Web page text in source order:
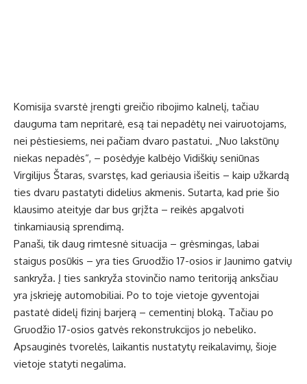
Komisija svarstė įrengti greičio ribojimo kalnelį, tačiau
dauguma tam nepritarė, esą tai nepadėtų nei vairuotojams,
nei pėstiesiems, nei pačiam dvaro pastatui. „Nuo lakstūnų
niekas nepadės“, – posėdyje kalbėjo Vidiškių seniūnas
Virgilijus Štaras, svarstęs, kad geriausia išeitis – kaip užkardą
ties dvaru pastatyti didelius akmenis. Sutarta, kad prie šio
klausimo ateityje dar bus grįžta – reikės apgalvoti
tinkamiausią sprendimą.
Panaši, tik daug rimtesnė situacija – grėsmingas, labai
staigus posūkis – yra ties Gruodžio 17-osios ir Jaunimo gatvių
sankryža. Į ties sankryža stovinčio namo teritoriją anksčiau
yra įskrieję automobiliai. Po to toje vietoje gyventojai
pastatė didelį fizinį barjerą – cementinį bloką. Tačiau po
Gruodžio 17-osios gatvės rekonstrukcijos jo nebeliko.
Apsauginės tvorelės, laikantis nustatytų reikalavimų, šioje
vietoje statyti negalima.